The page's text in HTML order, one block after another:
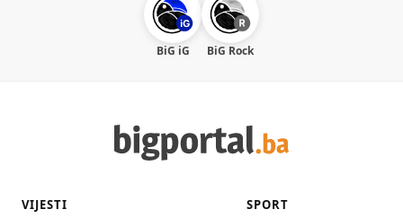
BiG iG BiG Rock
VIJESTI SPORT